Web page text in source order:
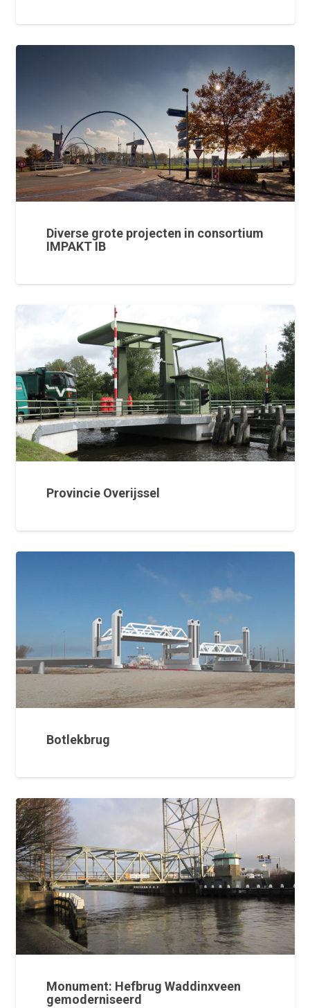
Diverse grote projecten in consortium
IMPAKT IB
Provincie Overijssel
Botlekbrug
Monument: Hefbrug Waddinxveen
gemoderniseerd